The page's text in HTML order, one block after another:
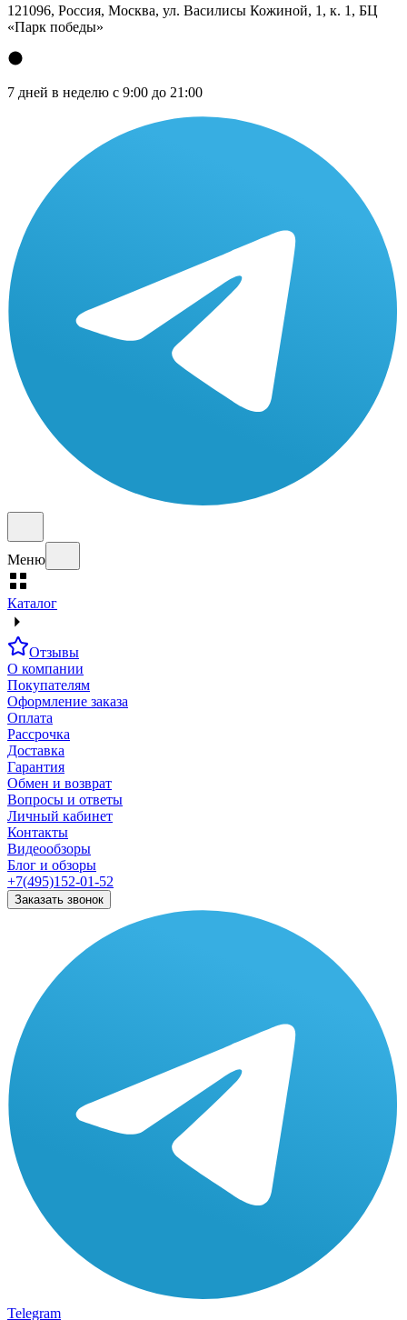
121096, Россия, Москва, ул. Василисы Кожиной, 1, к. 1, БЦ
«Парк победы»
7 дней в неделю с 9:00 до 21:00
Меню
Каталог
Отзывы
О компании
Покупателям
Оформление заказа
Оплата
Рассрочка
Доставка
Гарантия
Обмен и возврат
Вопросы и ответы
Личный кабинет
Контакты
Видеообзоры
Блог и обзоры
+7(495)152-01-52
Заказать звонок
Telegram